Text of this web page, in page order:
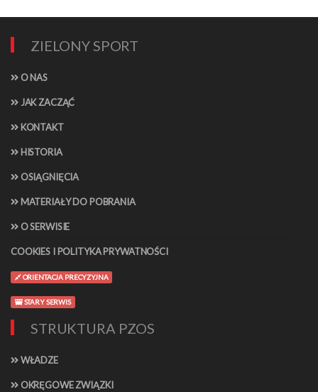
ZIELONY SPORT
O NAS
JAK ZACZĄĆ
KONTAKT
HISTORIA
OSIĄGNIĘCIA
MATERIAŁY DO POBRANIA
O SERWISIE
COOKIES I POLITYKA PRYWATNOŚCI
ORIENTACJA PRECYZYJNA
STARY SERWIS
STRUKTURA PZOS
WŁADZE
OKRĘGOWE ZWIĄZKI